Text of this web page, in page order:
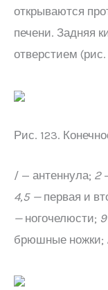
открываются
печени. Задняя
отверстием
Рис. 123.
/ — антеннула; 2
4,5 —первая и
—ногочелюсти;
брюшные ножки;